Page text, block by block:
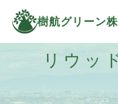
樹航グリーン
リウッ